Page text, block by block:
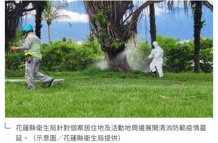
花蓮縣衛生局針對個案居住地及活動地周邊展開清消防範疫情蔓
延。（示意圖／花蓮縣衛生局提供）